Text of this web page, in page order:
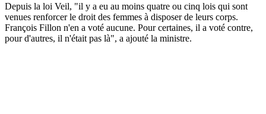
Depuis la loi Veil, "il y a eu au moins quatre ou cinq lois qui sont
venues renforcer le droit des femmes à disposer de leurs corps.
François Fillon n'en a voté aucune. Pour certaines, il a voté contre,
pour d'autres, il n'était pas là", a ajouté la ministre.